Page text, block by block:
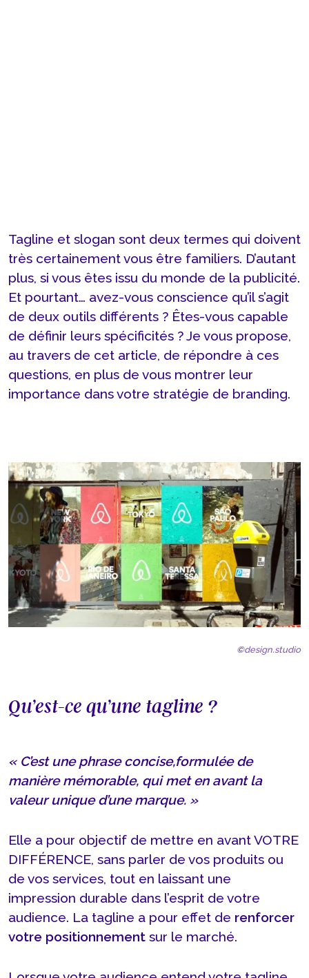
Tagline et slogan sont deux termes qui doivent
très certainement vous être familiers. D’autant
plus, si vous êtes issu du monde de la publicité.
Et pourtant… avez-vous conscience qu’il s’agit
de deux outils différents ? Êtes-vous capable
de définir leurs spécificités ? Je vous propose,
au travers de cet article, de répondre à ces
questions, en plus de vous montrer leur
importance dans votre stratégie de branding.
©design.studio
Qu’est-ce qu’une tagline ?
« C’est une phrase concise,formulée de
manière mémorable, qui met en avant la
valeur unique d’une marque. »
Elle a pour objectif de mettre en avant VOTRE
DIFFÉRENCE, sans parler de vos produits ou
de vos services, tout en laissant une
impression durable dans l’esprit de votre
audience. La tagline a pour effet de renforcer
votre positionnement sur le marché.